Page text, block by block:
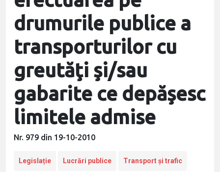
drumurile publice a
transporturilor cu
greutăţi şi/sau
gabarite ce depăşesc
limitele admise
Nr. 979 din 19-10-2010
Legislație Lucrări publice Transport și trafic